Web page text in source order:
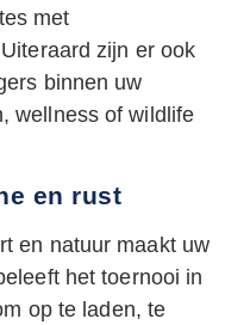
met
zijn er ook
binnen uw
wellness of wildlife
en rust
en natuur maakt uw
het toernooi in
op te laden, te